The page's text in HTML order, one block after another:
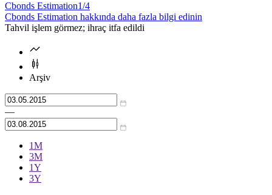
Cbonds Estimation1/4
Cbonds Estimation hakkında daha fazla bilgi edinin
Tahvil işlem görmez; ihraç itfa edildi
Arşiv
—
1М
3М
1Y
3Y